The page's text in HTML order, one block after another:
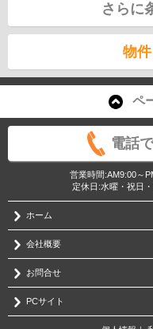
さらに
物
ペ
電話
営業時間:AM9:00～
定休日:水曜・祝日
ホーム
会社概要
お問合せ
PCサイト